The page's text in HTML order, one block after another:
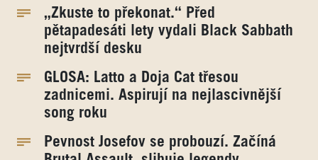
„Zkuste to překonat.“ Před
pětapadesáti lety vydali Black Sabbath
nejtvrdší desku
GLOSA: Latto a Doja Cat třesou
zadnicemi. Aspirují na nejlascivnější
song roku
Pevnost Josefov se probouzí. Začíná